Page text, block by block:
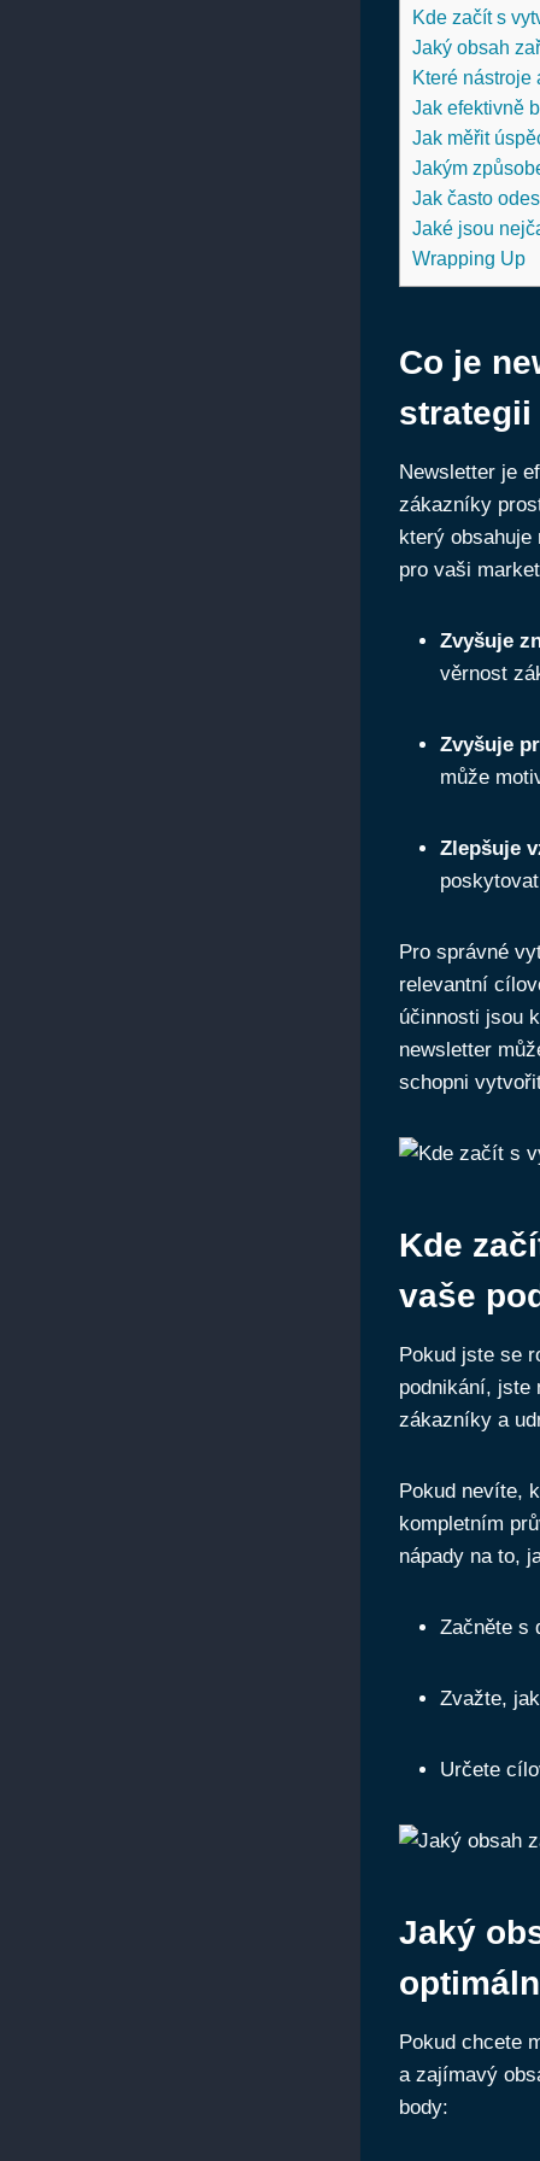
Kde začít s
Jaký obsah
Které nástroje
Jak efektivně
Jak měřit
Jakým
Jak často
Jaké jsou
Wrapping Up
Co je
strategii
Newsletter je
zákazníky
který
pro vaši
Zvyšuje
věrnost
Zvyšuje
může
Zlepšuje
Pro správné
relevantní
účinnosti jsou
newsletter
schopni
Kde
vaše
Pokud jste se
podnikání, jste
zákazníky a
Pokud nevíte,
kompletním
nápady na to,
Začněte s
Zvažte,
Určete
Jaký
Pokud chcete
a zajímavý
body: